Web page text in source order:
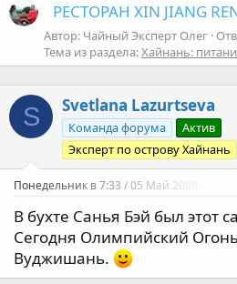
РЕСТОРАН XIN JIANG
Автор: Чайный Эксперт Олег
Тема из раздела:Хайнань:
S Svetlana Lazurtseva
Команда форума
Актив
Эксперт по острову Хайнань
Понедельник в 7:33 / 05 Май 2008г.
В бухте Санья Бэй был этот
Сегодня Олимпийский
Вуджишань.